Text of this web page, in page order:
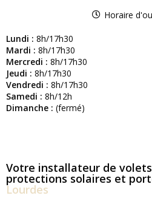
Horaire
Lundi : 8h/17h30
Mardi : 8h/17h30
Mercredi : 8h/17h30
Jeudi : 8h/17h30
Vendredi : 8h/17h30
Samedi : 8h/12h
Dimanche : (fermé)
Votre installateur de
protections solaires et
Lourdes